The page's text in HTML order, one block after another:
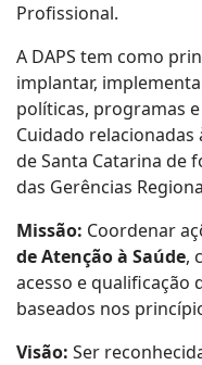
Profissional.
A DAPS tem como
implantar,
políticas, programas
Cuidado relacionadas
de Santa Catarina de
das Gerências
Missão: Coordenar
de Atenção à Saúde,
acesso e qualificação
baseados nos
Visão: Ser